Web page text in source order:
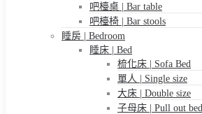
吧檯桌 | Bar table
吧檯椅 | Bar stools
睡房 | Bedroom
睡床 | Bed
梳化床 | Sofa Bed
單人 | Single size
大床 | Double size
子母床 | Pull out bed